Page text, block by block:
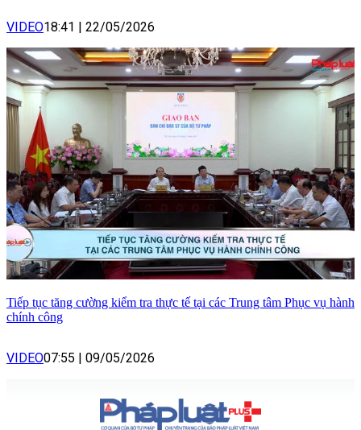
VIDEO18:41 | 22/05/2026
Tiếp tục tăng cường kiểm tra thực tế tại các Trung tâm Phục vụ hành
chính công
VIDEO07:55 | 09/05/2026